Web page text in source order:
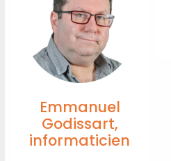
Emmanuel
Godissart,
informaticien